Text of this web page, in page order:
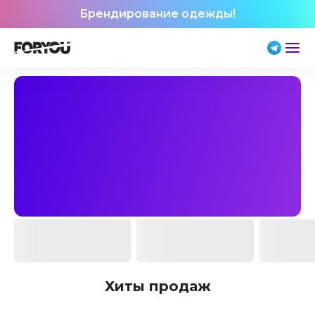
Брендирование одежды!
Хиты продаж